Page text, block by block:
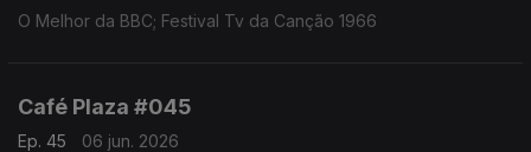
O Melhor da BBC; Festival Tv da Canção 1966
Café Plaza #045
Ep. 45
06 jun. 2026